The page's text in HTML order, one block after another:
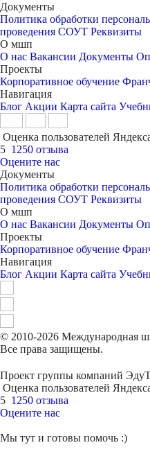
Документы
Политика обработки
проведения СОУТ Реквизиты
О мшп
О нас Вакансии Документы
Проекты
Корпоративное обучение
Навигация
Блог Акции Карта сайта
Оценка пользователей
5 1250 отзыва
Оцените нас
Документы
Политика обработки
проведения СОУТ Реквизиты
О мшп
О нас Вакансии Документы
Проекты
Корпоративное обучение
Навигация
Блог Акции Карта сайта
© 2010-2026 Международная
Все права защищены.
Проект группы компаний
Оценка пользователей
5 1250 отзыва
Оцените нас
Мы тут и готовы помочь :)